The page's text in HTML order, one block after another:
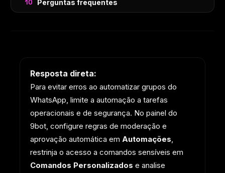
Perguntas frequentes
Resposta direta:
Para evitar erros ao automatizar grupos do
WhatsApp, limite a automação a tarefas
operacionais e de segurança. No painel do
9bot, configure regras de moderação e
aprovação automática em Automações,
restrinja o acesso a comandos sensíveis em
Comandos Personalizados e analise